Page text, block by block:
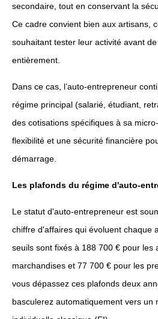
secondaire, tout en conservant la
Ce cadre convient bien aux artisans,
souhaitant tester leur activité avant
entièrement.
Dans ce cas, l’auto-entrepreneur
régime principal (salarié, étudiant,
des cotisations spécifiques à sa
flexibilité et une sécurité financière
démarrage.
Les plafonds du régime d'auto-
Le statut d'auto-entrepreneur est
chiffre d'affaires qui évoluent chaque
seuils sont fixés à 188 700 € pour les
marchandises et 77 700 € pour les
vous dépassez ces plafonds deux
basculerez automatiquement vers un